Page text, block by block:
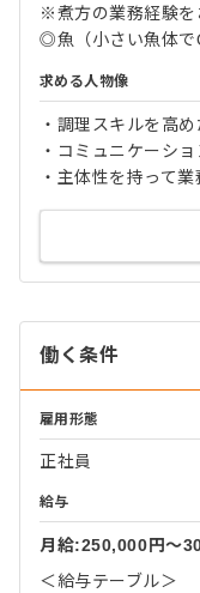
※煮方の業務経験を
◎魚（小さい魚体で
求める人物像
・調理スキルを高
・コミュニケーシ
・主体性を持って
働く条件
雇用形態
正社員
給与
月給:250,000円〜
＜給与テーブル＞